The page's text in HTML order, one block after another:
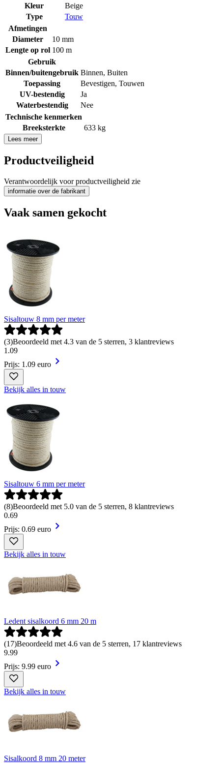
Kleur
Beige
Type
Touw
Afmetingen
Diameter
10 mm
Lengte op rol 100 m
Gebruik
Binnen/buitengebruik Binnen, Buiten
Toepassing
Bevestigen, Touwen
UV-bestendig
Ja
Waterbestendig
Nee
Technische kenmerken
Breeksterkte
633 kg
Lees meer
Productveiligheid
Verantwoordelijk voor productveiligheid zie
informatie over de fabrikant
Vaak samen gekocht
Sisaltouw 8 mm per meter
(3)Beoordeeld met 4.3 van de 5 sterren, 3 klantreviews
1 .09
Prijs: 1.09 euro
Bekijk alles in touw
Sisaltouw 6 mm per meter
(8)Beoordeeld met 5.0 van de 5 sterren, 8 klantreviews
0.69
Prijs: 0.69 euro
Bekijk alles in touw
Ledent sisalkoord 6 mm 20 m
(17)Beoordeeld met 4.6 van de 5 sterren, 17 klantreviews
9.99
Prijs: 9.99 euro
Bekijk alles in touw
Sisalkoord 8 mm 20 meter